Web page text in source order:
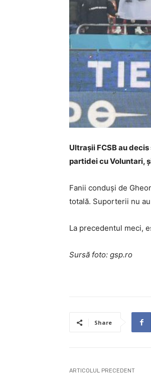
Ultrașii FCSB au
partidei cu Voluntari,
Fanii conduși de
totală. Suporterii nu
La precedentul meci,
Sursă foto: gsp.ro
Share
ARTICOLUL PRECEDENT